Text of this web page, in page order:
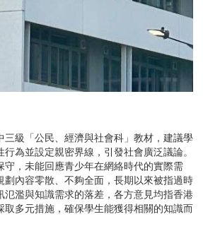
三級「公民、經濟與社會科」教材，建議學
為並設定親密界線，引發社會廣泛議論。
守，未能回應青少年在網絡時代的實際需
劃內容零散、不夠全面，長期以來被指過時
氾濫與知識需求的落差，各方意見均指香港
取多元措施，確保學生能獲得相關的知識而